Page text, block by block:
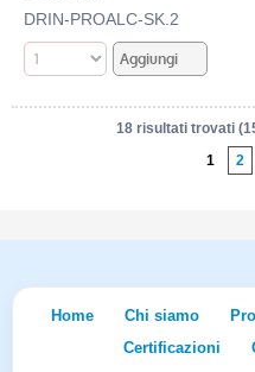
DRIN-PROALC-SK.2
18 risultati trovati
1
2
Home Chi siamo
Certificazioni